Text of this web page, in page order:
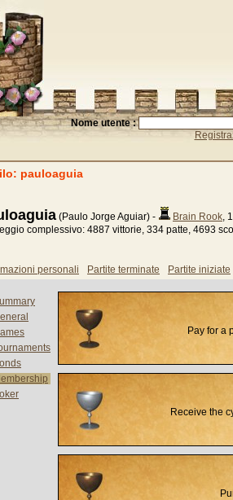
Nome utente :
pauloaguia
(Paulo Jorge Aguiar) - Brain Rook,
complessivo: 4887 vittorie, 334 patte, 4693
personali Partite terminate Partite iniziate
Pay for a
Receive the